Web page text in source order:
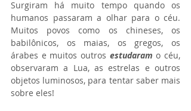
Surgiram há muito tempo quando os
humanos passaram a olhar para o céu.
Muitos povos como os chineses, os
babilônicos, os maias, os gregos, os
árabes e muitos outros estudaram o céu,
observaram a Lua, as estrelas e outros
objetos luminosos, para tentar saber mais
sobre eles!